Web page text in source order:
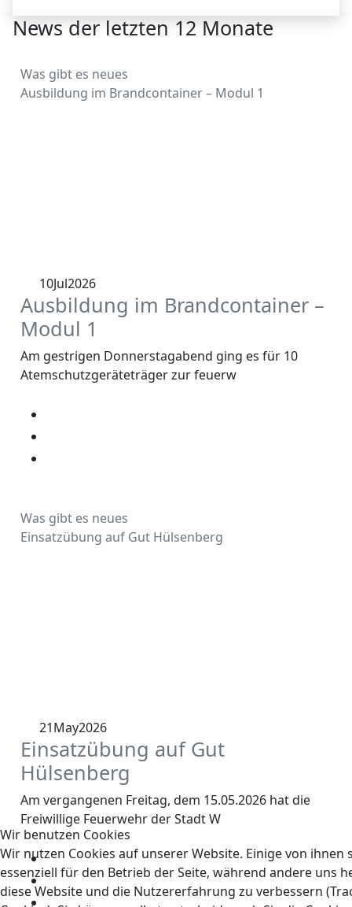
News der letzten 12 Monate
Was gibt es neues
Ausbildung im Brandcontainer – Modul 1
10Jul2026
Ausbildung im Brandcontainer –
Modul 1
Am gestrigen Donnerstagabend ging es für 10
Atemschutzgeräteträger zur feuerw
Was gibt es neues
Einsatzübung auf Gut Hülsenberg
21May2026
Einsatzübung auf Gut
Hülsenberg
Am vergangenen Freitag, dem 15.05.2026 hat die
Freiwillige Feuerwehr der Stadt W
Wir benutzen Cookies
Wir nutzen Cookies auf unserer Website. Einige von ihnen
essenziell für den Betrieb der Seite, während andere uns
diese Website und die Nutzererfahrung zu verbessern